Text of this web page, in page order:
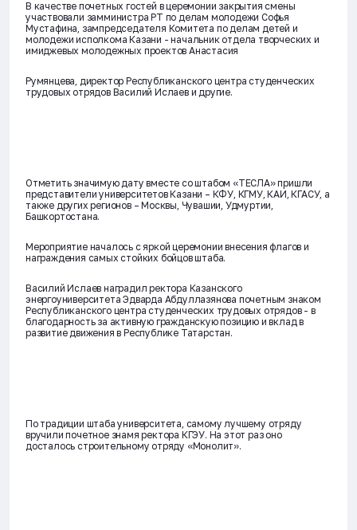
В качестве почетных гостей в церемонии закрытия смены
участвовали замминистра РТ по делам молодежи Софья
Мустафина, зампредседателя Комитета по делам детей и
молодежи исполкома Казани - начальник отдела творческих и
имиджевых молодежных проектов Анастасия
Румянцева, директор Республиканского центра студенческих
трудовых отрядов Василий Ислаев и другие.
Отметить значимую дату вместе со штабом «ТЕСЛА» пришли
представители университетов Казани – КФУ, КГМУ, КАИ, КГАСУ, а
также других регионов – Москвы, Чувашии, Удмуртии,
Башкортостана.
Мероприятие началось с яркой церемонии внесения флагов и
награждения самых стойких бойцов штаба.
Василий Ислаев наградил ректора Казанского
энергоуниверситета Эдварда Абдуллазянова почетным знаком
Республиканского центра студенческих трудовых отрядов - в
благодарность за активную гражданскую позицию и вклад в
развитие движения в Республике Татарстан.
По традиции штаба университета, самому лучшему отряду
вручили почетное знамя ректора КГЭУ. На этот раз оно
досталось строительному отряду «Монолит».